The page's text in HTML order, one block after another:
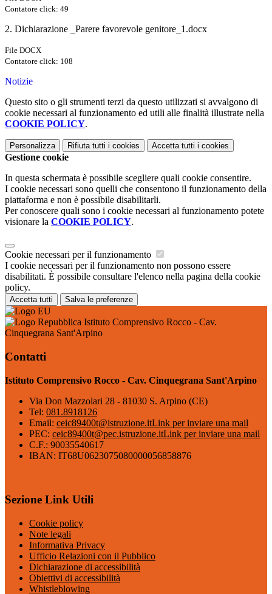
Contatore click: 49
2. Dichiarazione _Parere favorevole genitore_1.docx
File DOCX
Contatore click: 108
Notizie
Questo sito o gli strumenti terzi da questo utilizzati si avvalgono di
cookie necessari al funzionamento ed utili alle finalità illustrate nella
COOKIE POLICY.
Personalizza Rifiuta tutti i cookies Accetta tutti i cookies
Gestione cookie
In questa schermata è possibile scegliere quali cookie consentire.
I cookie necessari sono quelli che consentono il funzionamento della
piattaforma e non è possibile disabilitarli.
Per conoscere quali sono i cookie necessari al funzionamento potete
visionare la COOKIE POLICY.
Cookie necessari per il funzionamento
I cookie necessari per il funzionamento non possono essere
disabilitati. È possibile consultare l'elenco nella pagina della cookie
policy.
Accetta tutti Salva le preferenze
Istituto Comprensivo Rocco - Cav.
Cinquegrana Sant'Arpino
Contatti
Istituto Comprensivo Rocco - Cav. Cinquegrana Sant'Arpino
Via Don Mazzolari 28 - 81030 S. Arpino (CE)
Tel: 081.8918126
Email: ceic89400t@istruzione.itLink per inviare una mail
PEC: ceic89400t@pec.istruzione.itLink per inviare una mail
C.F.: 90035540617
IBAN: IT68U0623075080000056858876
Sezione Link Utili
Cookie policy
Note legali
Informativa Privacy
Ufficio Relazioni con il Pubblico
Dichiarazione di accessibilità
Obiettivi di accessibilità
Whistleblowing